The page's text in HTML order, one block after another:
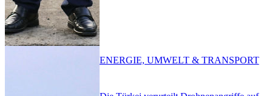
ENERGIE, UMWELT & TRANSPORT